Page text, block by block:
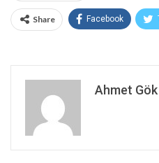
Share Facebook
Ahmet Gök